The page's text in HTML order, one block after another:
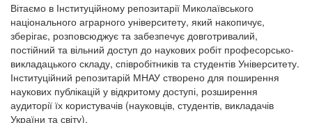
Вітаємо в Інституційному репозитарії Миколаївського
національного аграрного університету, який накопичує,
зберігає, розповсюджує та забезпечує довготривалий,
постійний та вільний доступ до наукових робіт професорсько-
викладацького складу, співробітників та студентів Університету.
Інституційний репозитарій МНАУ створено для поширення
наукових публікацій у відкритому доступі, розширення
аудиторії їх користувачів (науковців, студентів, викладачів
України та світу).